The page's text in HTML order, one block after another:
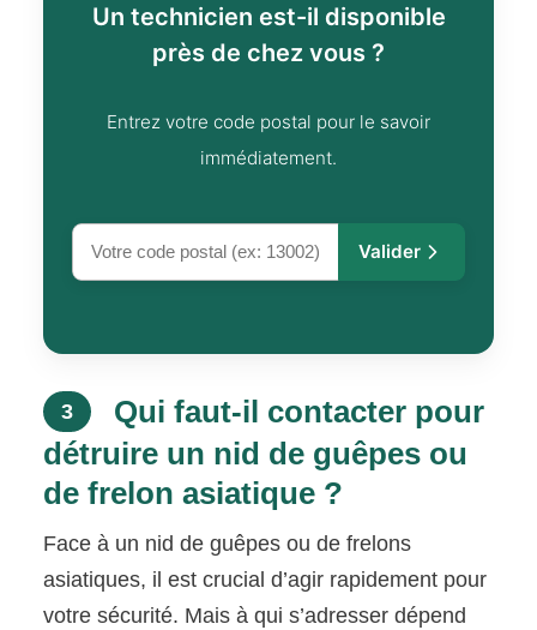
Un technicien est-il disponible
près de chez vous ?
Entrez votre code postal pour le savoir
immédiatement.
Valider
3
Qui faut-il contacter pour
détruire un nid de guêpes ou
de frelon asiatique ?
Face à un nid de guêpes ou de frelons
asiatiques, il est crucial d’agir rapidement pour
votre sécurité. Mais à qui s’adresser dépend